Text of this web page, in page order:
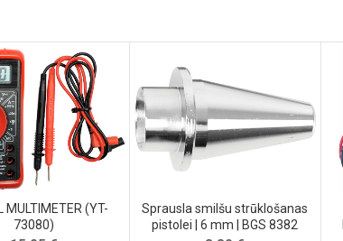
MULTIMETER (YT-
73080)
Sprausla smilšu strūklošanas
pistolei | 6 mm | BGS 8382